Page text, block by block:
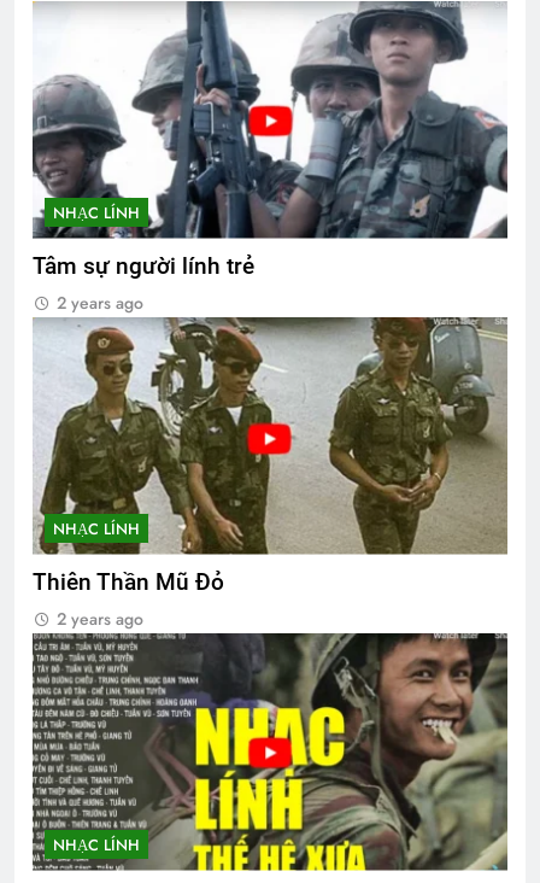
NHẠC LÍNH
Tâm sự người lính trẻ
2 years ago
NHẠC LÍNH
Thiên Thần Mũ Đỏ
2 years ago
NHẠC LÍNH